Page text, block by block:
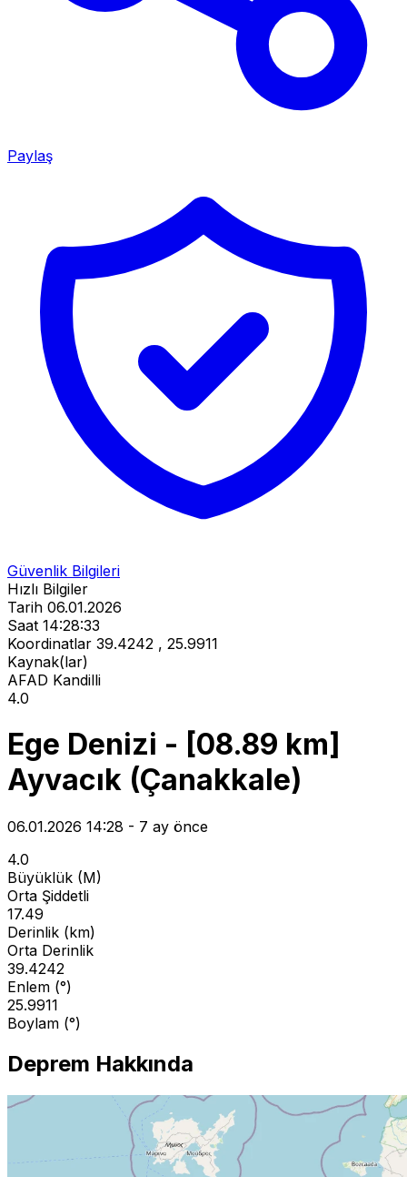
Paylaş
Güvenlik Bilgileri
Hızlı Bilgiler
Tarih 06.01.2026
Saat 14:28:33
Koordinatlar 39.4242 , 25.9911
Kaynak(lar)
AFAD Kandilli
4.0
Ege Denizi - [08.89 km]
Ayvacık (Çanakkale)
06.01.2026 14:28 - 7 ay önce
4.0
Büyüklük (M)
Orta Şiddetli
17.49
Derinlik (km)
Orta Derinlik
39.4242
Enlem (°)
25.9911
Boylam (°)
Deprem Hakkında